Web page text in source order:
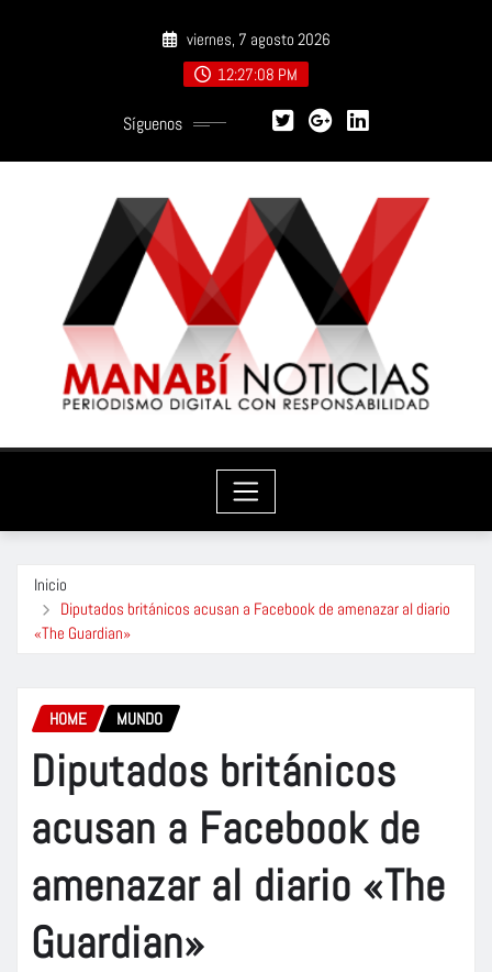
viernes, 7 agosto 2026
12:27:10 PM
Síguenos
Inicio
Diputados británicos acusan a Facebook de amenazar al diario
«The Guardian»
HOME MUNDO
Diputados británicos
acusan a Facebook de
amenazar al diario «The
Guardian»